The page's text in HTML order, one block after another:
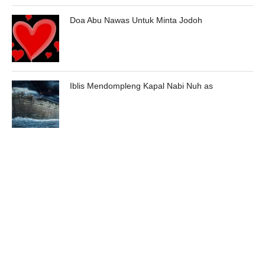
Doa Abu Nawas Untuk Minta Jodoh
Iblis Mendompleng Kapal Nabi Nuh as